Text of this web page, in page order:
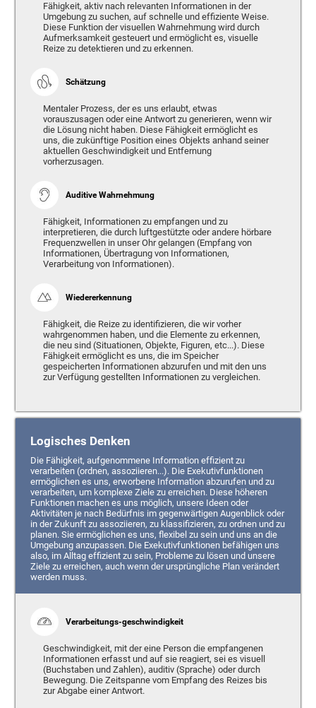
Fähigkeit, aktiv nach relevanten Informationen in der
Umgebung zu suchen, auf schnelle und effiziente Weise.
Diese Funktion der visuellen Wahrnehmung wird durch
Aufmerksamkeit gesteuert und ermöglicht es, visuelle
Reize zu detektieren und zu erkennen.
Schätzung
Mentaler Prozess, der es uns erlaubt, etwas
vorauszusagen oder eine Antwort zu generieren, wenn wir
die Lösung nicht haben. Diese Fähigkeit ermöglicht es
uns, die zukünftige Position eines Objekts anhand seiner
aktuellen Geschwindigkeit und Entfernung
vorherzusagen.
Auditive Wahrnehmung
Fähigkeit, Informationen zu empfangen und zu
interpretieren, die durch luftgestützte oder andere hörbare
Frequenzwellen in unser Ohr gelangen (Empfang von
Informationen, Übertragung von Informationen,
Verarbeitung von Informationen).
Wiedererkennung
Fähigkeit, die Reize zu identifizieren, die wir vorher
wahrgenommen haben, und die Elemente zu erkennen,
die neu sind (Situationen, Objekte, Figuren, etc...). Diese
Fähigkeit ermöglicht es uns, die im Speicher
gespeicherten Informationen abzurufen und mit den uns
zur Verfügung gestellten Informationen zu vergleichen.
Logisches Denken
Die Fähigkeit, aufgenommene Information effizient zu
verarbeiten (ordnen, assoziieren...). Die Exekutivfunktionen
ermöglichen es uns, erworbene Information abzurufen und zu
verarbeiten, um komplexe Ziele zu erreichen. Diese höheren
Funktionen machen es uns möglich, unsere Ideen oder
Aktivitäten je nach Bedürfnis im gegenwärtigen Augenblick oder
in der Zukunft zu assoziieren, zu klassifizieren, zu ordnen und zu
planen. Sie ermöglichen es uns, flexibel zu sein und uns an die
Umgebung anzupassen. Die Exekutivfunktionen befähigen uns
also, im Alltag effizient zu sein, Probleme zu lösen und unsere
Ziele zu erreichen, auch wenn der ursprüngliche Plan verändert
werden muss.
Verarbeitungs-geschwindigkeit
Geschwindigkeit, mit der eine Person die empfangenen
Informationen erfasst und auf sie reagiert, sei es visuell
(Buchstaben und Zahlen), auditiv (Sprache) oder durch
Bewegung. Die Zeitspanne vom Empfang des Reizes bis
zur Abgabe einer Antwort.